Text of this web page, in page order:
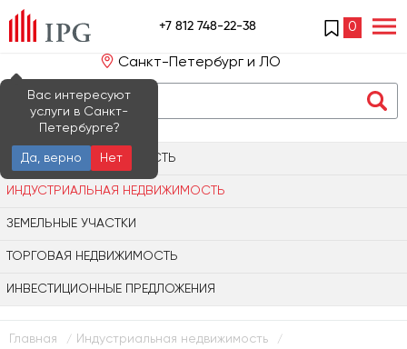
+7 812 748-22-38 0
Санкт-Петербург и ЛО
Вас интересуют
услуги в Санкт-
Петербурге?
Да, верно Нет
ОФИСНАЯ НЕДВИЖИМОСТЬ
ИНДУСТРИАЛЬНАЯ НЕДВИЖИМОСТЬ
ЗЕМЕЛЬНЫЕ УЧАСТКИ
ТОРГОВАЯ НЕДВИЖИМОСТЬ
ИНВЕСТИЦИОННЫЕ ПРЕДЛОЖЕНИЯ
Главная / Индустриальная недвижимость /